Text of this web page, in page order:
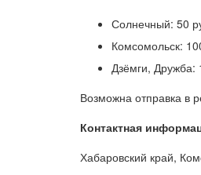
Солнечный: 50
Комсомольск:
Дзёмги, Дружба:
Возможна отправка в
Контактная
Хабаровский край,